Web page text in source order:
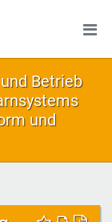
Betrieb
und